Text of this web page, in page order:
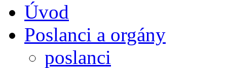
Úvod
Poslanci a orgány
poslanci